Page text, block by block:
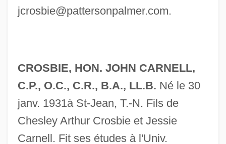
jcrosbie@pattersonpalmer.com.
CROSBIE, HON. JOHN CARNELL,
C.P., O.C., C.R., B.A., LL.B. Né le 30
janv. 1931à St-Jean, T.-N. Fils de
Chesley Arthur Crosbie et Jessie
Carnell. Fit ses études à l'Univ.